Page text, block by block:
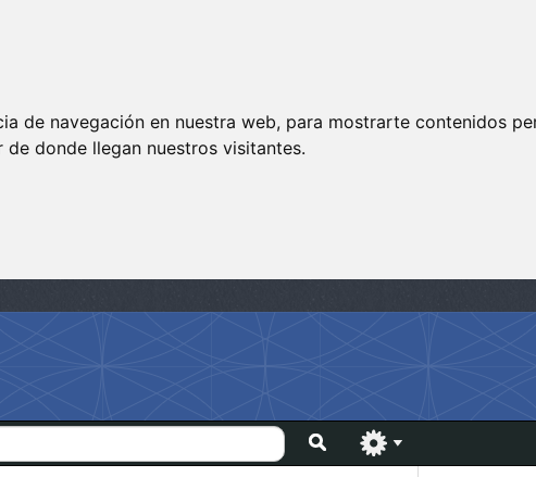
de navegación en nuestra web, para mostrarte contenidos
donde llegan nuestros visitantes.